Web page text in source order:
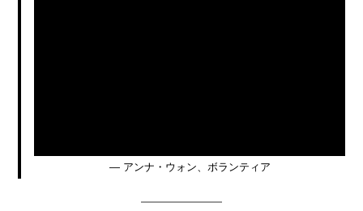
— アンナ・ウォン、 ボランティア